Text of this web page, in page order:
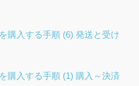
購入する手順 (6) 発送と受け
購入する手順 (1) 購入～決済